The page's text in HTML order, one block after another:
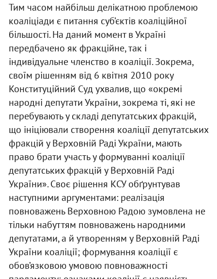
Тим часом найбільш делікатною проблемою
коаліціади є питання суб’єктів коаліційної
більшості. На даний момент в Україні
передбачено як фракційне, так і
індивідуальне членство в коаліції. Зокрема,
своїм рішенням від 6 квітня 2010 року
Конституційний Суд ухвалив, що «окремі
народні депутати України, зокрема ті, які не
перебувають у складі депутатських фракцій,
що ініціювали створення коаліції депутатських
фракцій у Верховній Раді України, мають
право брати участь у формуванні коаліції
депутатських фракцій у Верховній Раді
України». Своє рішення КСУ обґрунтував
наступними аргументами: реалізація
повноважень Верховною Радою зумовлена не
тільки набуттям повноважень народними
депутатами, а й утворенням у Верховній Раді
України коаліції; формування коаліції є
обов’язковою умовою повноважності